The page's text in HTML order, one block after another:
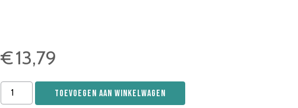
€13,79
Misty
Cove
Toevoegen aan winkelwagen